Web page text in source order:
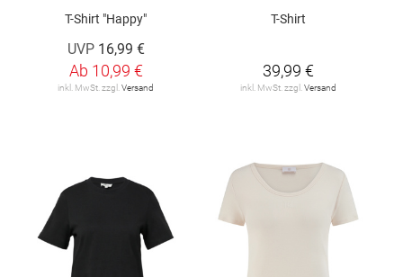
T-Shirt "Happy"
UVP 16,99 €
Ab 10,99 €
inkl. MwSt. zzgl.Versand
T-Shirt
39,99 €
inkl. MwSt. zzgl.Versand